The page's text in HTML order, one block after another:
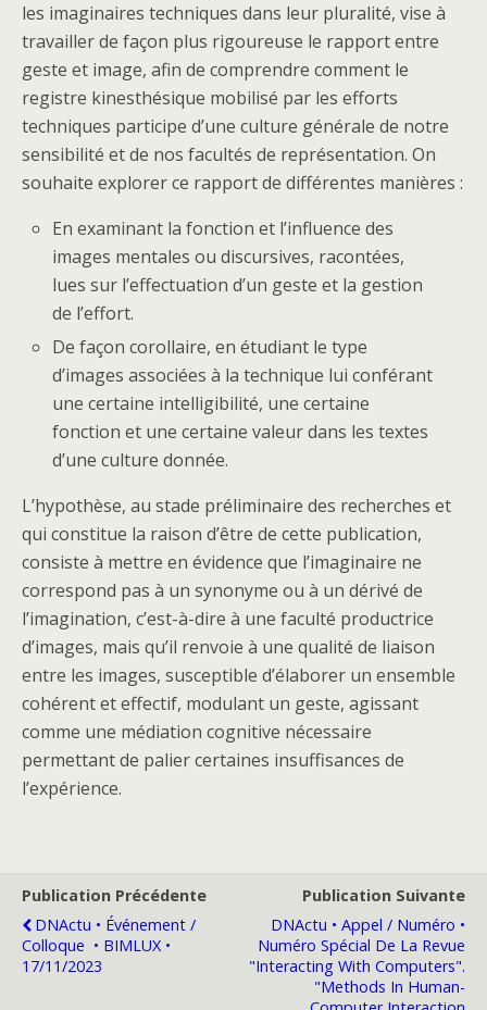
les imaginaires techniques dans leur pluralité, vise à
travailler de façon plus rigoureuse le rapport entre
geste et image, afin de comprendre comment le
registre kinesthésique mobilisé par les efforts
techniques participe d’une culture générale de notre
sensibilité et de nos facultés de représentation. On
souhaite explorer ce rapport de différentes manières :
En examinant la fonction et l’influence des
images mentales ou discursives, racontées,
lues sur l’effectuation d’un geste et la gestion
de l’effort.
De façon corollaire, en étudiant le type
d’images associées à la technique lui conférant
une certaine intelligibilité, une certaine
fonction et une certaine valeur dans les textes
d’une culture donnée.
L’hypothèse, au stade préliminaire des recherches et
qui constitue la raison d’être de cette publication,
consiste à mettre en évidence que l’imaginaire ne
correspond pas à un synonyme ou à un dérivé de
l’imagination, c’est-à-dire à une faculté productrice
d’images, mais qu’il renvoie à une qualité de liaison
entre les images, susceptible d’élaborer un ensemble
cohérent et effectif, modulant un geste, agissant
comme une médiation cognitive nécessaire
permettant de palier certaines insuffisances de
l’expérience.
Publication Précédente
DNActu • Événement /
Colloque ​ • BIMLUX •
17/11/2023
Publication Suivante
DNActu • Appel / Numéro •
Numéro Spécial De La Revue
"Interacting With Computers".
"Methods In Human-